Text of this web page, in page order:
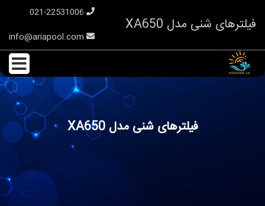
فیلترهای شنی مدل XA650
فیلترهای شنی مدل XA650